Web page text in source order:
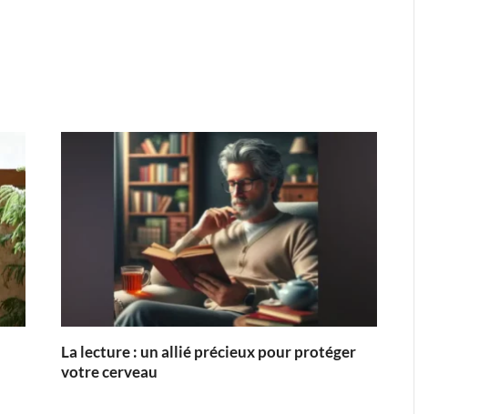
La lecture : un allié précieux pour protéger
votre cerveau